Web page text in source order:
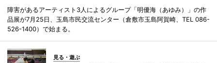
障害があるアーティスト3人によるグループ「明優海（あゆみ）」の作
品展が7月25日、玉島市民交流センター（倉敷市玉島阿賀崎、TEL 086-
526-1400）で始まる。
見る・遊ぶ